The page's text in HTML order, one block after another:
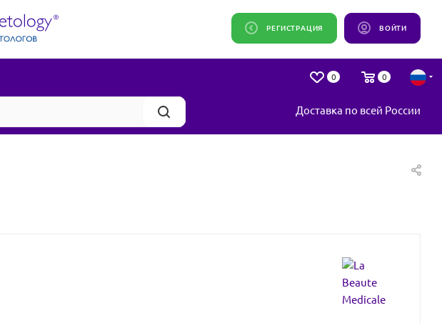
ВОЙТИ
РЕГИСТРАЦИЯ
0 0
Доставка по всей России